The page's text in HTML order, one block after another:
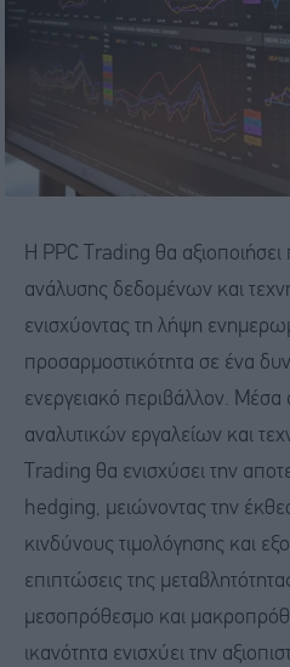
Η PPC Trading θα αξιοποιήσει
ανάλυσης δεδομένων και
ενισχύοντας τη λήψη
προσαρμοστικότητα σε ένα
ενεργειακό περιβάλλον.
αναλυτικών εργαλείων και
Trading θα ενισχύσει την
hedging, μειώνοντας την
κινδύνους τιμολόγησης και
επιπτώσεις της
μεσοπρόθεσμο και
ικανότητα ενισχύει την